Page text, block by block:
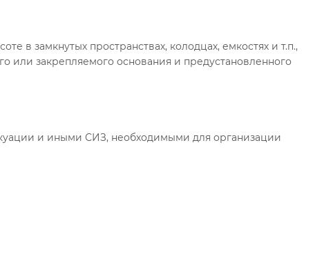
в замкнутых пространствах, колодцах, емкостях и т.п.,
или закрепляемого основания и предустановленного
и иными СИЗ, необходимыми для организации